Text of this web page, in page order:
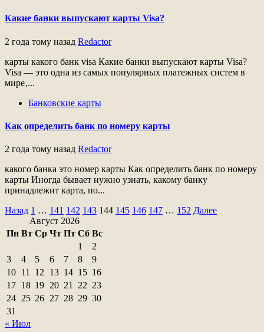
Какие банки выпускают карты Visa?
2 года тому назад Redactor
карты какого банк visa Какие банки выпускают карты Visa?
Visa — это одна из самых популярных платежных систем в
мире‚...
Банковские карты
Как определить банк по номеру карты
2 года тому назад Redactor
какого банка это номер карты Как определить банк по номеру
карты Иногда бывает нужно узнать, какому банку
принадлежит карта, по...
Пагинация
записей
Назад 1 … 141 142 143 144 145 146 147 … 152 Далее
Август 2026
Пн Вт Ср Чт Пт Сб Вс
1
2
3
4 5 6 7 8
9
10 11 12 13 14 15 16
17 18 19 20 21 22 23
24 25 26 27 28 29 30
31
« Июл